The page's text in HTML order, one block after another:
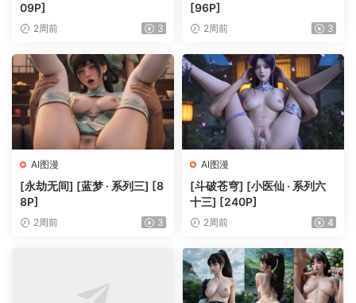
09P]
2周前 3
[96P]
2周前 3
AI图漫
[永劫无间] [蓝梦 · 系列三] [8
8P]
2周前 3
AI图漫
[斗破苍穹] [小医仙 · 系列六
十三] [240P]
2周前 4